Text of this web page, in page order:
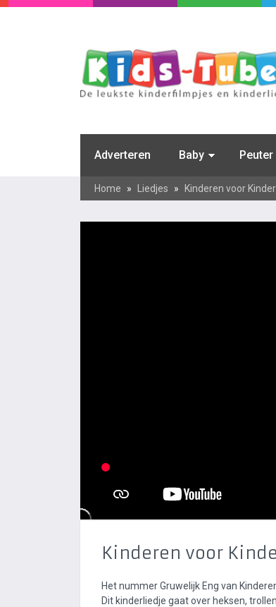
Adverteren Baby Peuter
Home » Liedjes » Kinderen voor
Kinderen voor
Het nummer Gruwelijk Eng van
Dit kinderliedje gaat over heksen,